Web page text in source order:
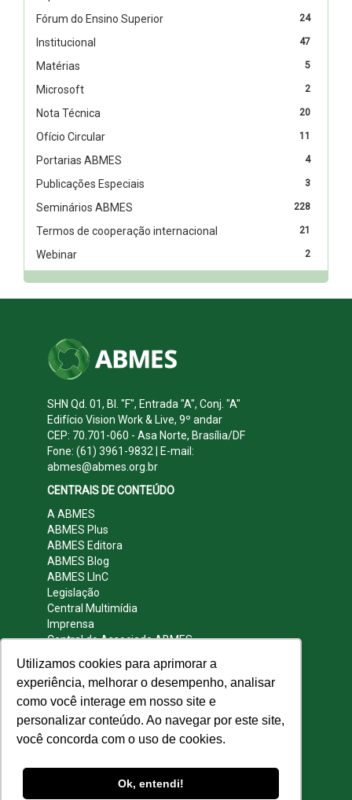
Utilizamos cookies para aprimorar a
experiência, melhorar o desempenho, analisar
como você interage em nosso site e
personalizar conteúdo. Ao navegar por este site,
você concorda com o uso de cookies.
Ok, entendi!
24
Fórum do Ensino Superior
47
Institucional
5
Matérias
2
Microsoft
20
Nota Técnica
11
Ofício Circular
4
Portarias ABMES
3
Publicações Especiais
228
Seminários ABMES
21
Termos de cooperação internacional
2
Webinar
SHN Qd. 01, Bl. "F", Entrada "A", Conj. "A"
Edifício Vision Work & Live, 9º andar
CEP: 70.701-060 - Asa Norte, Brasília/DF
Fone: (61) 3961-9832 | E-mail:
abmes@abmes.org.br
CENTRAIS DE CONTEÚDO
A ABMES
ABMES Plus
ABMES Editora
ABMES Blog
ABMES LInC
Legislação
Central Multimídia
Imprensa
Central do Associado ABMES
REDES SOCIAIS
reservados.